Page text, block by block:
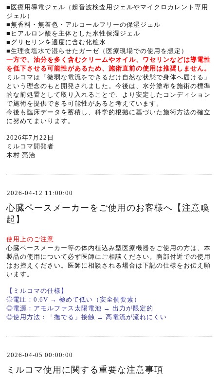
■医療用導電ジェル（超音波検査用ジェルやマイクロカレント専用
ジェル）
■無香料・無着色・アルコールフリーの保湿ジェル
■ヒアルロン酸を主体とした水性保湿ジェル
■グリセリンを適度に含む化粧水
■生理食塩水で湿らせたガーゼ（医療現場での使用を想定）
一方で、油分を多く含むクリームやオイル、ワセリンなどは導電性
を低下させる可能性があるため、施術直前の使用は推奨しません。
ミルコマは「微弱な電流をできるだけ自然な状態で身体へ届ける」
という理念のもと開発されました。今後は、水分塗布を施術の標準
的な前処置として取り入れることで、より安定したコンディション
で施術を提供できる可能性があると考えています。
今後も臨床データを蓄積し、科学的根拠に基づいた施術方法の確立
に努めてまいります。
2026年7月22日
ミルコマ開発者
木村 亮治
2026-04-12 11:00:00
心臓ペースメーカーをご使用のお客様へ【注意喚
起】
使用上のご注意
心臓ペースメーカー等の体内植込み型医療機器をご使用の方は、本
製品の使用について必ず医師にご相談ください。胸部付近での使用
はお控えください。医師に相談される場合は下記の仕様をお伝え願
います。
【ミルコマの仕様】
◎電圧：0.6V → 極めて低い（安全側要素）
◎電源：アモルファス太陽電池 → 出力が限定的
◎使用方法：「撫でる」接触 → 高電流が流れにくい
2026-04-05 00:00:00
ミルコマ使用に関する重要な注意事項